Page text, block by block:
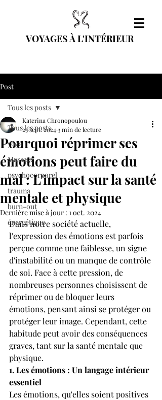
VOYAGES À L'INTÉRIEUR
Post
Tous les posts
yoga
Massage
psychocorporel
trauma
burn-out
énergétique
Tous les posts
Pourquoi réprimer ses
émotions peut faire du
mal : L'impact sur la santé
mentale et physique
Katerina Chronopoulou
25 sept. 20243 min de lecture
Dernière mise à jour : 1 oct. 2024
Dans notre société actuelle,
l'expression des émotions est parfois
perçue comme une faiblesse, un signe
d'instabilité ou un manque de contrôle
de soi. Face à cette pression, de
nombreuses personnes choisissent de
réprimer ou de bloquer leurs
émotions, pensant ainsi se protéger ou
protéger leur image. Cependant, cette
habitude peut avoir des conséquences
graves, tant sur la santé mentale que
physique.
1. Les émotions : Un langage intérieur
essentiel
Les émotions, qu'elles soient positives